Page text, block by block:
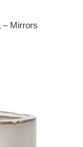
– Mirrors